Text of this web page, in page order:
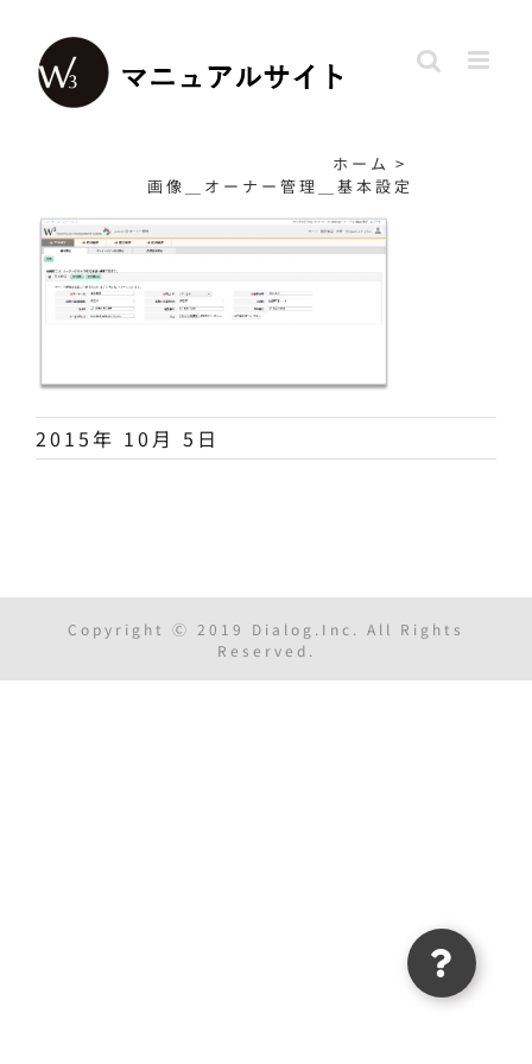
content
ホーム >
画像＿オーナー管理＿基本設定
2015年 10月 5日
Copyright Ⓒ 2019 Dialog.Inc. All Rights
Reserved.